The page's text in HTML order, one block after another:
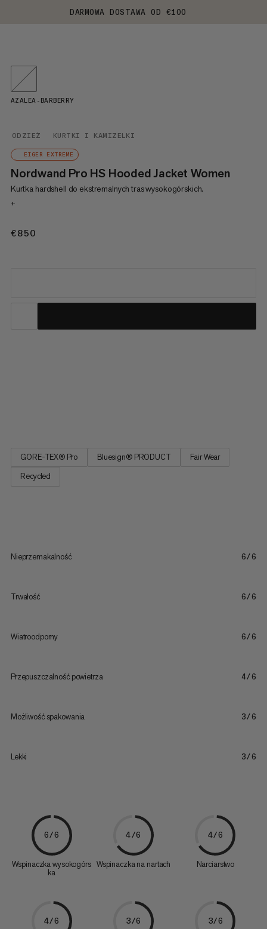
DARMOWA DOSTAWA OD €100
ODZIEŻ KURTKI I KAMIZELKI
EIGER EXTREME
Nordwand Pro HS Hooded Jacket Women
Kurtka hardshell do ekstremalnych tras wysokogórskich.
+
€850
AZALEA-BARBERRY
GORE-TEX® Pro Bluesign® PRODUCT
Fair Wear
Recycled
Nieprzemakalność 6/6
Trwałość 6/6
Wiatroodporny 6/6
Przepuszczalność powietrza 4/6
Możliwość spakowania 3/6
Lekki 3/6
6/6
Wspinaczka wysokogórs
ka
4/6
Wspinaczka na nartach
4/6
Narciarstwo
4/6 3/6 3/6